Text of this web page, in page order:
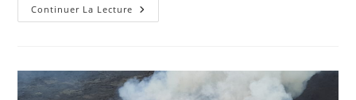
Continuer La Lecture 19
Juin
Pu’u
‘Ō’ō